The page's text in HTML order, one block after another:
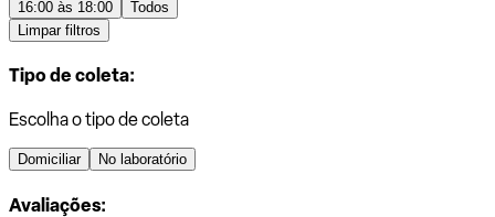
16:00 às 18:00
Todos
Limpar filtros
Tipo de coleta:
Escolha o tipo de coleta
Domiciliar No laboratório
Avaliações: